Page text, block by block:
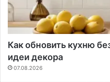
Как обновить кухню
идеи декора
07.08.2026